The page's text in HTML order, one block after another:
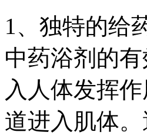
1、独特的给
中药浴剂的
入人体发挥
道进入肌体